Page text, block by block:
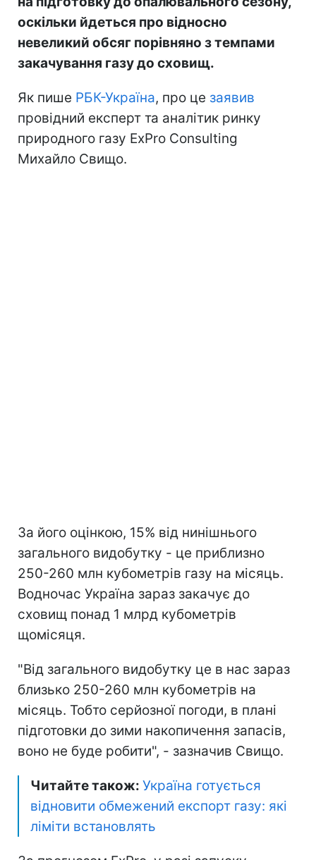
оскільки йдеться про відносно
невеликий обсяг порівняно з темпами
закачування газу до сховищ.
Як пише РБК-Україна, про це заявив
провідний експерт та аналітик ринку
природного газу ExPro Consulting
Михайло Свищо.
За його оцінкою, 15% від нинішнього
загального видобутку - це приблизно
250-260 млн кубометрів газу на місяць.
Водночас Україна зараз закачує до
сховищ понад 1 млрд кубометрів
щомісяця.
"Від загального видобутку це в нас зараз
близько 250-260 млн кубометрів на
місяць. Тобто серйозної погоди, в плані
підготовки до зими накопичення запасів,
воно не буде робити", - зазначив Свищо.
Читайте також: Україна готується
відновити обмежений експорт газу: які
ліміти встановлять